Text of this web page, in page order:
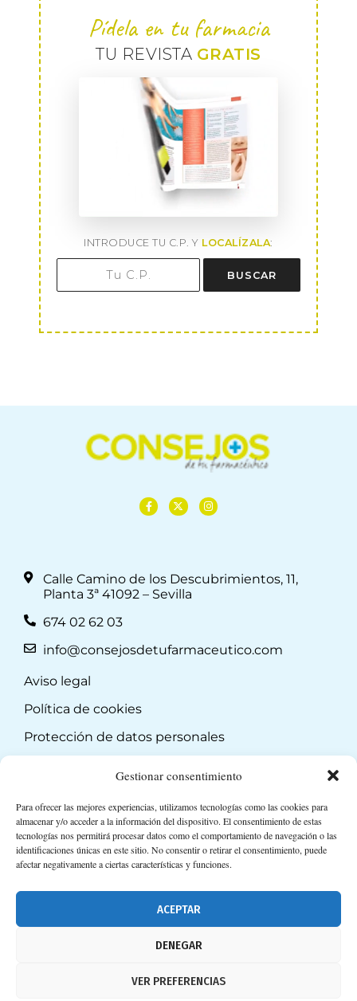
Gestionar consentimiento
Para ofrecer las mejores experiencias, utilizamos tecnologías como las cookies para
almacenar y/o acceder a la información del dispositivo. El consentimiento de estas
tecnologías nos permitirá procesar datos como el comportamiento de navegación o las
identificaciones únicas en este sitio. No consentir o retirar el consentimiento, puede
afectar negativamente a ciertas características y funciones.
ACEPTAR
DENEGAR
VER PREFERENCIAS
Pídela en tu farmacia
TU REVISTA GRATIS
INTRODUCE TU C.P. Y LOCALÍZALA:
BUSCAR
Calle Camino de los Descubrimientos, 11,
Planta 3ª 41092 – Sevilla
674 02 62 03
info@consejosdetufarmaceutico.com
Aviso legal
Política de cookies
Protección de datos personales